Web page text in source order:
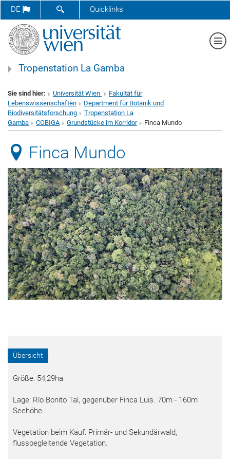
DE SUCHFORMULAR ÖFFNEN
Quicklinks
Tropenstation La Gamba
Sie sind hier: Universität Wien
Fakultät für
Lebenswissenschaften
Department für Botanik und
Biodiversitätsforschung
Tropenstation La
Gamba
COBIGA Grundstücke im Korridor Finca Mundo
Finca Mundo
Übersicht
Größe: 54,29ha
Lage: Río Bonito Tal, gegenüber Finca Luis. 70m - 160m
Seehöhe.
Vegetation beim Kauf: Primär- und Sekundärwald,
flussbegleitende Vegetation.